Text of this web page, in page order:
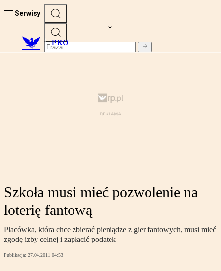
Serwisy
PRO
Szkoła musi mieć pozwolenie na
loterię fantową
Placówka, która chce zbierać pieniądze z gier fantowych, musi mieć
zgodę izby celnej i zapłacić podatek
Publikacja: 27.04.2011 04:53